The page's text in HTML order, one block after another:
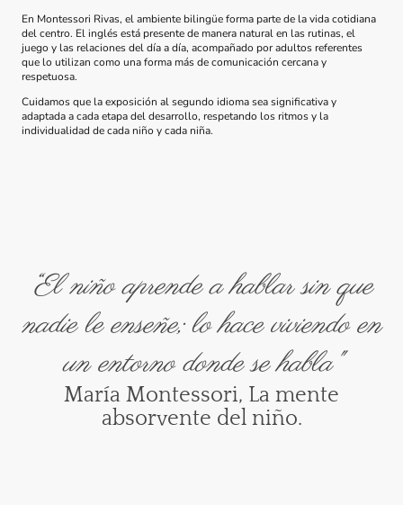
En Montessori Rivas, el ambiente bilingüe forma parte de la vida cotidiana
del centro. El inglés está presente de manera natural en las rutinas, el
juego y las relaciones del día a día, acompañado por adultos referentes
que lo utilizan como una forma más de comunicación cercana y
respetuosa.
Cuidamos que la exposición al segundo idioma sea significativa y
adaptada a cada etapa del desarrollo, respetando los ritmos y la
individualidad de cada niño y cada niña.
“El niño aprende a hablar sin que
nadie le enseñe; lo hace viviendo en
un entorno donde se habla"
María Montessori, La mente
absorvente del niño.